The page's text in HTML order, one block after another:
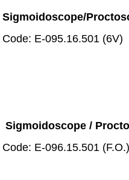
Sigmoidoscope/
Code: E-095.16.501 (6V)
Sigmoidoscope /
Code: E-096.15.501